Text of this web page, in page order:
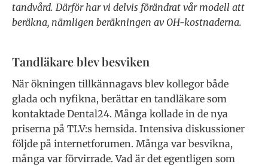
tandvård. Därför har vi delvis förändrat vår modell att
beräkna, nämligen beräkningen av OH-kostnaderna.
Tandläkare blev besviken
När ökningen tillkännagavs blev kollegor både
glada och nyfikna, berättar en tandläkare som
kontaktade Dental24. Många kollade in de nya
priserna på TLV:s hemsida. Intensiva diskussioner
följde på internetforumen. Många var besvikna,
många var förvirrade. Vad är det egentligen som